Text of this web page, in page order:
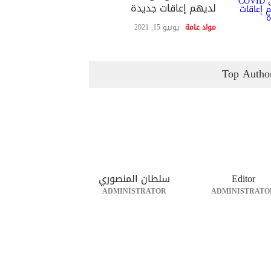
لديهم إعاقات جديدة
مواد عامة يونيو 15, 2021
Top
Editor سلطان المنصوري
ADMINISTRATOR